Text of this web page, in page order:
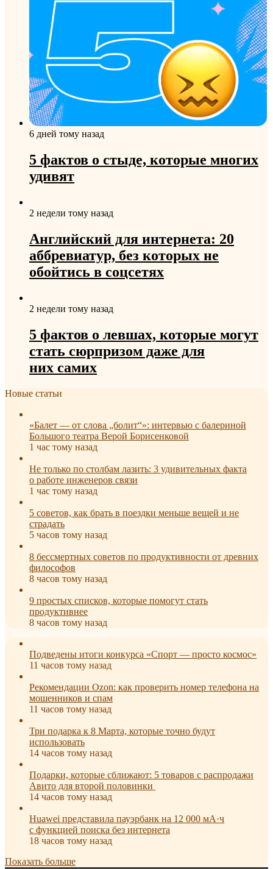
6 дней тому назад
5 фактов о стыде, которые многих
удивят
2 недели тому назад
Английский для интернета: 20
аббревиатур, без которых не
обойтись в соцсетях
2 недели тому назад
5 фактов о левшах, которые могут
стать сюрпризом даже для
них самих
Новые статьи
«Балет — от слова „болит“»: интервью с балериной
Большого театра Верой Борисенковой
1 час тому назад
Не только по столбам лазить: 3 удивительных факта
о работе инженеров связи
1 час тому назад
5 советов, как брать в поездки меньше вещей и не
страдать
5 часов тому назад
8 бессмертных советов по продуктивности от древних
философов
8 часов тому назад
9 простых списков, которые помогут стать
продуктивнее
8 часов тому назад
Подведены итоги конкурса «Спорт — просто космос»
11 часов тому назад
Рекомендации Ozon: как проверить номер телефона на
мошенников и спам
11 часов тому назад
Три подарка к 8 Марта, которые точно будут
использовать
14 часов тому назад
Подарки, которые сближают: 5 товаров с распродажи
Авито для второй половинки
14 часов тому назад
Huawei представила пауэрбанк на 12 000 мА·ч
с функцией поиска без интернета
18 часов тому назад
Показать больше